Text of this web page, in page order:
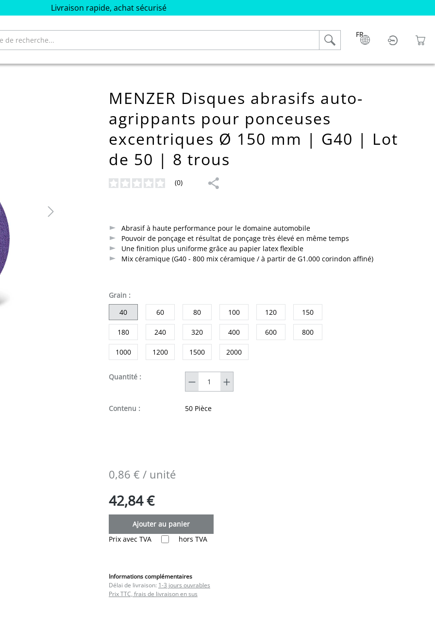
Livraison rapide, achat sécurisé
FR
MENZER Disques abrasifs auto-
agrippants pour ponceuses
excentriques Ø 150 mm | G40 | Lot
de 50 | 8 trous
(0)
Abrasif à haute performance pour le domaine automobile
Pouvoir de ponçage et résultat de ponçage très élevé en même temps
Une finition plus uniforme grâce au papier latex flexible
Mix céramique (G40 - 800 mix céramique / à partir de G1.000 corindon affiné)
Grainsélectionner
:
40
60 80 100 120 150
180 240 320 400 600 800
1000 1200 1500 2000
Quantité :
Contenu : 50 Pièce
0,86 € / unité
42,84 €
Ajouter au panier
Prix avec TVA
hors TVA
Informations complémentaires
Délai de livraison: 1-3 jours ouvrables
Prix TTC, frais de livraison en sus